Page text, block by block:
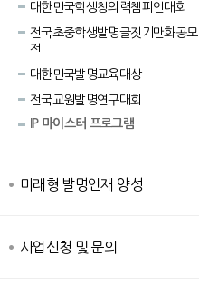
대한민국학생창의력챔피언대회
전국초중학생발명글짓기만화공모
전
대한민국발명교육대상
전국교원발명연구대회
IP 마이스터 프로그램
미래형 발명인재 양성
사업신청 및 문의